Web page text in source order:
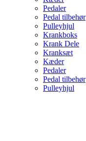
Pedaler
Pedal tilbehør
Pulleyhjul
Krankboks
Krank Dele
Kranksæt
Kæder
Pedaler
Pedal tilbehør
Pulleyhjul